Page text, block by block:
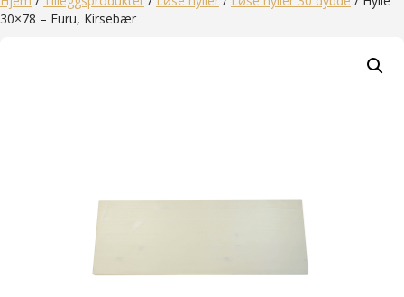
30×78 – Furu, Kirsebær